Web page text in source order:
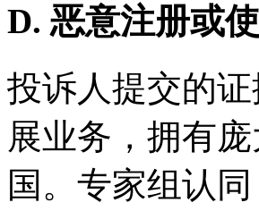
D. 恶意注册或
投诉人提交的
展业务，拥有
国。专家组认